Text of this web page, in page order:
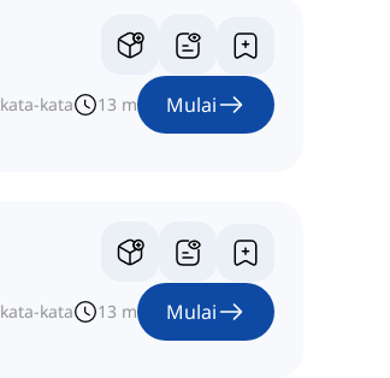
kata-kata 13 m Mulai
kata-kata 13 m Mulai